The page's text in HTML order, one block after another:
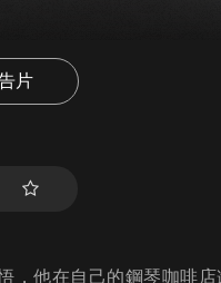
片
，他在自己的鋼琴咖啡